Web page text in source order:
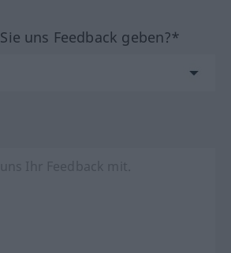
uns Feedback geben?*